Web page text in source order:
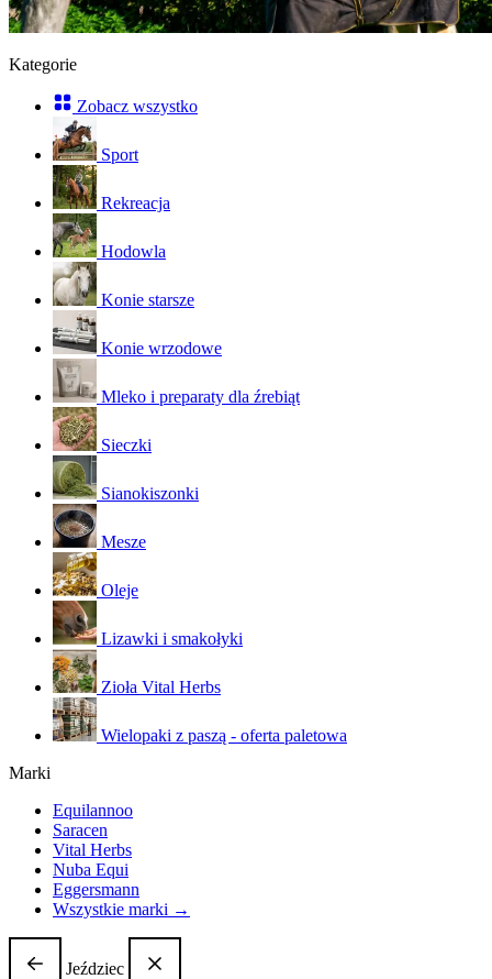
Kategorie
Zobacz wszystko
Sport
Rekreacja
Hodowla
Konie starsze
Konie wrzodowe
Mleko i preparaty dla źrebiąt
Sieczki
Sianokiszonki
Mesze
Oleje
Lizawki i smakołyki
Zioła Vital Herbs
Wielopaki z paszą - oferta paletowa
Marki
Equilannoo
Saracen
Vital Herbs
Nuba Equi
Eggersmann
Wszystkie marki →
Jeździec